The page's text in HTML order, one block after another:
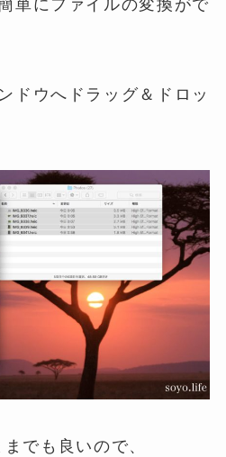
単にファイルの変換がで
ドウへドラッグ＆ドロッ
でも良いので、